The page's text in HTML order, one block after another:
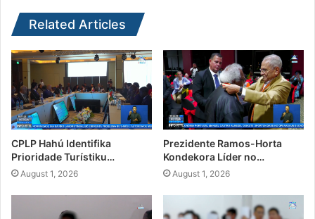
Related Articles
CPLP Hahú Identifika
Prioridade Turístiku…
August 1, 2026
Prezidente Ramos-Horta
Kondekora Líder no…
August 1, 2026